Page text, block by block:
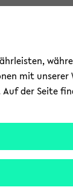
mit unserer
der Seite